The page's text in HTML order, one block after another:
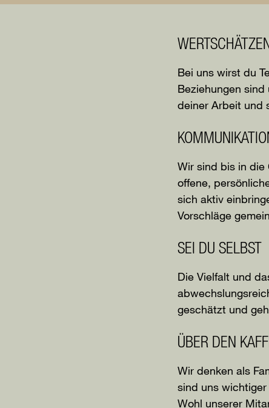
Bei uns wirst du
Beziehungen
deiner Arbeit und
Wir sind bis in die
offene,
sich aktiv
Vorschläge
SEI DU SELBST
Die Vielfalt und
geschätzt und
ÜBER DEN
Wir denken als
sind uns
Wohl unserer